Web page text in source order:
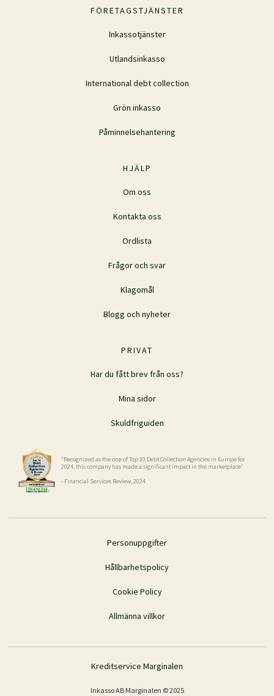
PRIVAT
Har du fått brev från oss?
Mina sidor
Skuldfriguiden
FÖRETAGSTJÄNSTER
Inkassotjänster
Utlandsinkasso
International debt collection
Grön inkasso
Påminnelsehantering
HJÄLP
Om oss
Kontakta oss
Ordlista
Frågor och svar
Klagomål
Blogg och nyheter
"Recognized as the one of Top 10 Debt Collection Agencies in Europe for
2024, this company has made a significant impact in the marketplace"
- Financial Services Review, 2024
Personuppgifter
Hållbarhetspolicy
Cookie Policy
Allmänna villkor
Kreditservice Marginalen
Inkasso AB Marginalen © 2025